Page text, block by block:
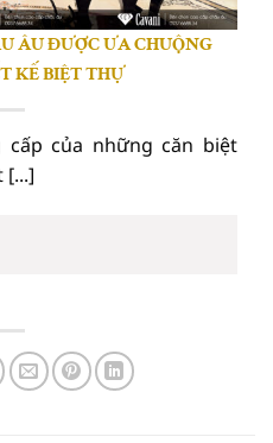
ÂU ĐƯỢC ƯA CHUỘNG
KẾ BIỆT THỰ
của những căn biệt